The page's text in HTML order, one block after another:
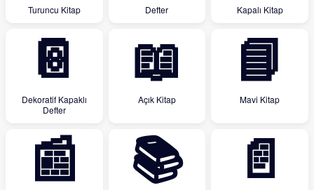
Turuncu Kitap Defter Kapalı Kitap
📔
Dekoratif Kapaklı
Defter
📖
Açık Kitap
📘
Mavi Kitap
📰 📚 📄